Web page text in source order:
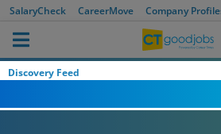
SalaryCheck CareerMove Company
Discovery Feed